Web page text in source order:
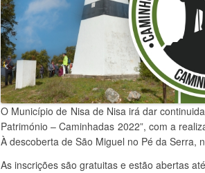
O Município de Nisa de Nisa irá dar
Património – Caminhadas 2022”, com a
À descoberta de São Miguel no Pé da Serra,
As inscrições são gratuitas e estão abertas